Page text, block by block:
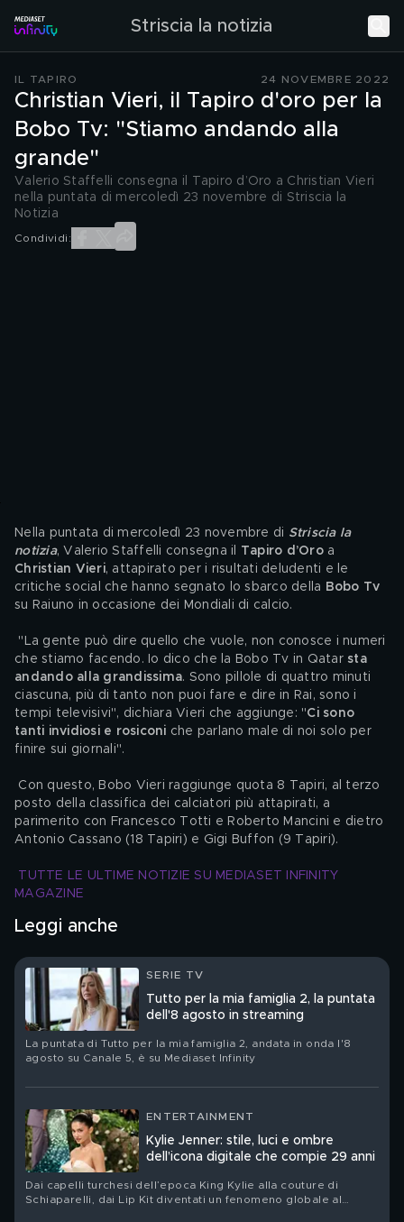
Striscia la notizia
IL TAPIRO 24 NOVEMBRE 2022
Christian Vieri, il Tapiro d'oro per la
Bobo Tv: "Stiamo andando alla
grande"
Valerio Staffelli consegna il Tapiro d’Oro a Christian Vieri
nella puntata di mercoledì 23 novembre di Striscia la
Notizia
Condividi:
Nella puntata di mercoledì 23 novembre di Striscia la
notizia, Valerio Staffelli consegna il Tapiro d’Oro a
Christian Vieri, attapirato per i risultati deludenti e le
critiche social che hanno segnato lo sbarco della Bobo Tv
su Raiuno in occasione dei Mondiali di calcio.
che stiamo facendo. Io dico che la Bobo Tv in Qatar sta
andando alla grandissima. Sono pillole di quattro minuti
ciascuna, più di tanto non puoi fare e dire in Rai, sono i
tempi televisivi", dichiara Vieri che aggiunge: "Ci sono
tanti invidiosi e rosiconi che parlano male di noi solo per
finire sui giornali".
posto della classifica dei calciatori più attapirati, a
parimerito con Francesco Totti e Roberto Mancini e dietro
Antonio Cassano (18 Tapiri) e Gigi Buffon (9 Tapiri).
TUTTE LE ULTIME NOTIZIE SU MEDIASET INFINITY
MAGAZINE
Leggi anche
SERIE TV
Tutto per la mia famiglia 2, la puntata
dell'8 agosto in streaming
La puntata di Tutto per la mia famiglia 2, andata in onda l'8
agosto su Canale 5, è su Mediaset Infinity
ENTERTAINMENT
Kylie Jenner: stile, luci e ombre
dell’icona digitale che compie 29 anni
Dai capelli turchesi dell’epoca King Kylie alla couture di
Schiaparelli, dai Lip Kit diventati un fenomeno globale al